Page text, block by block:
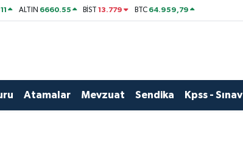
ALTIN 6660.55 BİST13.779 BTC 64.959,79
Atamalar Mevzuat Sendika Kpss - Sınav